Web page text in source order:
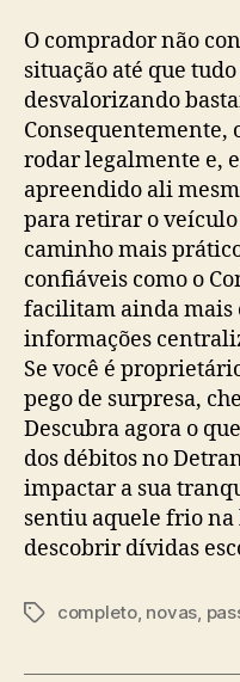
O comprador não
situação até que
desvalorizando
Consequentemente,
rodar legalmente e,
apreendido ali
para retirar o veículo
caminho mais
confiáveis como o
facilitam ainda mais
informações
Se você é
pego de surpresa,
Descubra agora o
dos débitos no
impactar a sua
sentiu aquele frio na
descobrir dívidas
Tagscompleto, novas,